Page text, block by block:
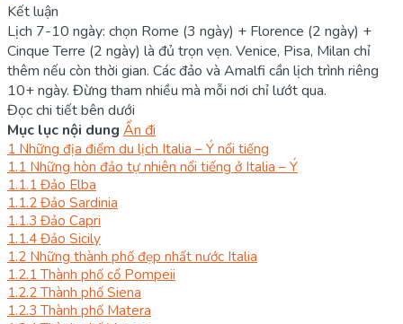
Kết luận
Lịch 7-10 ngày: chọn Rome (3 ngày) + Florence (2 ngày) +
Cinque Terre (2 ngày) là đủ trọn vẹn. Venice, Pisa, Milan chỉ
thêm nếu còn thời gian. Các đảo và Amalfi cần lịch trình riêng
10+ ngày. Đừng tham nhiều mà mỗi nơi chỉ lướt qua.
Đọc chi tiết bên dưới
Mục lục nội dung Ẩn đi
1 Những địa điểm du lịch Italia – Ý nổi tiếng
1.1 Những hòn đảo tự nhiên nổi tiếng ở Italia – Ý
1.1.1 Đảo Elba
1.1.2 Đảo Sardinia
1.1.3 Đảo Capri
1.1.4 Đảo Sicily
1.2 Những thành phố đẹp nhất nước Italia
1.2.1 Thành phố cổ Pompeii
1.2.2 Thành phố Siena
1.2.3 Thành phố Matera